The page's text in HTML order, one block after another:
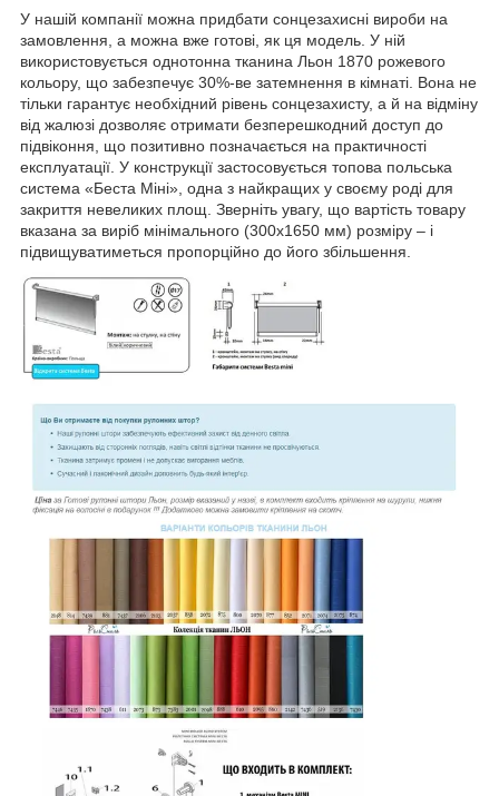
У нашій компанії можна придбати сонцезахисні вироби на
замовлення, а можна вже готові, як ця модель. У ній
використовується однотонна тканина Льон 1870 рожевого
кольору, що забезпечує 30%-ве затемнення в кімнаті. Вона не
тільки гарантує необхідний рівень сонцезахисту, а й на відміну
від жалюзі дозволяє отримати безперешкодний доступ до
підвіконня, що позитивно позначається на практичності
експлуатації. У конструкції застосовується топова польська
система «Беста Міні», одна з найкращих у своєму роді для
закриття невеликих площ. Зверніть увагу, що вартість товару
вказана за виріб мінімального (300х1650 мм) розміру – і
підвищуватиметься пропорційно до його збільшення.